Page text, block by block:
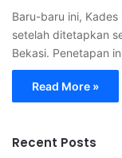
Baru-baru ini,
setelah ditetapkan
Bekasi. Penetapan
Read More »
Recent Posts